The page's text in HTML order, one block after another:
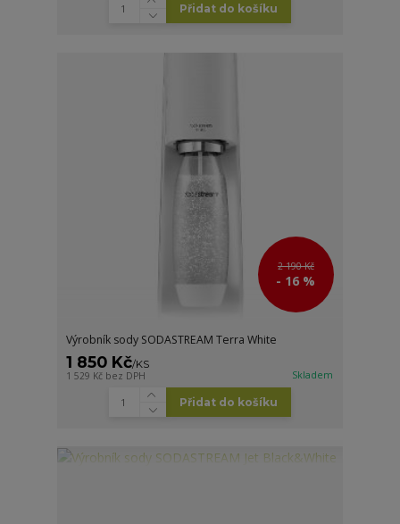
Přidat do košíku
2 190 Kč
- 16 %
Výrobník sody SODASTREAM Terra White
1 850 Kč/KS
1 529 Kč bez DPH Skladem
Přidat do košíku